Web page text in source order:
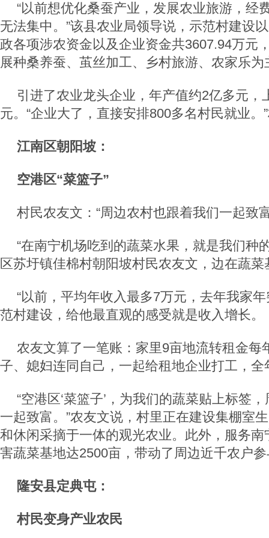
“以前想优化桑蚕产业，发展农业旅游，经
无法集中。”该县农业局领导说，示范村建设
政各项涉农资金以及企业资金共3607.94万元
展种桑养蚕、茧丝加工、乡村旅游、农家乐
引进了农业龙头企业，年产值约2亿多元，
元。“企业大了，直接安排800多名村民就业。
江南区朝阳坡：
空港区“菜篮子”
村民农友文：“周边农村也跟着我们一起致
“在南宁机场吃到的蔬菜水果，就是我们种
区苏圩镇佳棉村朝阳坡村民农友文，边在蔬
“以前，平均年收入最多7万元，去年我家
范村建设，给他最直观的感受就是收入增长。
农友文算了一笔账：家里9亩地流转租金每
子、媳妇连同自己，一起给租地企业打工，
“空港区‘菜篮子’，为我们的蔬菜贴上标签
一起致富。”农友文说，村里正在建设集棚室
和休闲采摘于一体的观光农业。此外，服务
害蔬菜基地达2500亩，带动了周边近千农户
隆安县定典屯：
村民变身产业农民